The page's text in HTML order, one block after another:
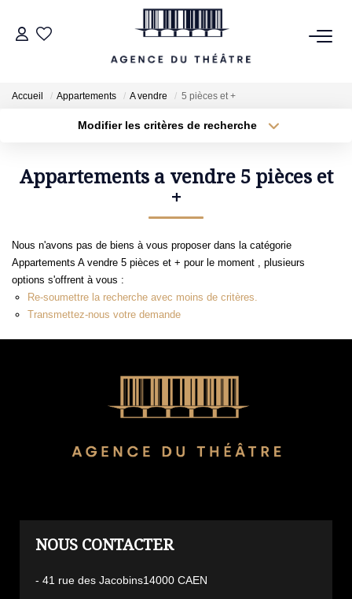
LOCATIONS
ESTIMATION
NOTRE AGENCE
NOUS CONTACTER
Accueil Appartements A vendre 5 pièces et +
Modifier les critères de recherche
Type de transaction Localisation
Sélectionnez...
Créer une alerte
Appartements a vendre 5 pièces et
+
Nous n'avons pas de biens à vous proposer dans la catégorie
Appartements A vendre 5 pièces et + pour le moment , plusieurs
options s'offrent à vous :
Re-soumettre la recherche avec moins de critères.
Transmettez-nous votre demande
L'AGENCE
- 41 rue des Jacobins14000 CAEN